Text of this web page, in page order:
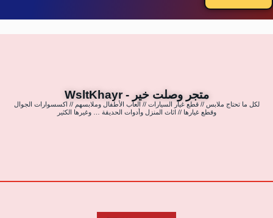
متجر وصلت خير - WsltKhayr
لكل ما تحتاج ملابس // قطع غيار السيارات // العاب الأطفال وملابسهم // اكسسوارات الجوال
وقطع غيارها // اثاث المنزل وأدوات الحديقة … وغيرها الكثير